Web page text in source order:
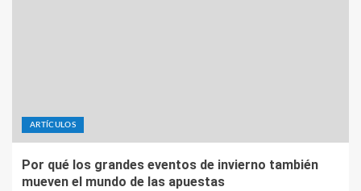
ARTÍCULOS
Por qué los grandes eventos de invierno también
mueven el mundo de las apuestas